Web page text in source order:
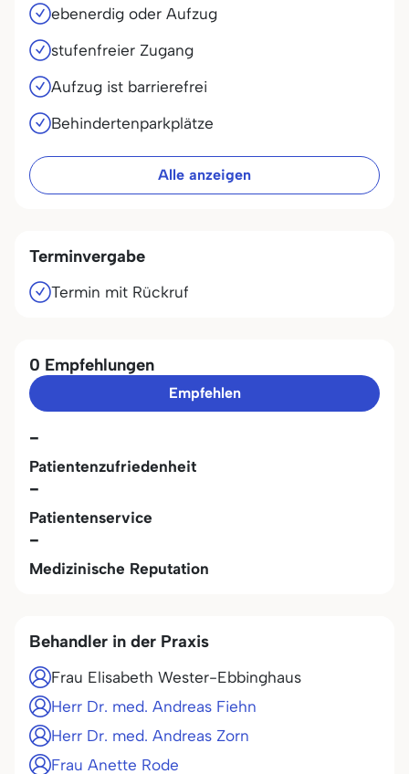
ebenerdig oder Aufzug
stufenfreier Zugang
Aufzug ist barrierefrei
Behindertenparkplätze
Alle anzeigen
Terminvergabe
Termin mit Rückruf
0 Empfehlungen
Empfehlen
-
Patientenzufriedenheit
-
Patientenservice
-
Medizinische Reputation
Behandler in der Praxis
Frau Elisabeth Wester-Ebbinghaus
Herr Dr. med. Andreas Fiehn
Herr Dr. med. Andreas Zorn
Frau Anette Rode